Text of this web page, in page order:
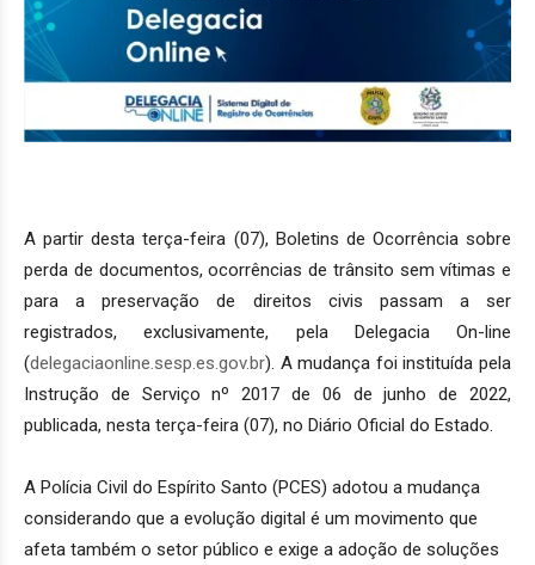
A partir desta terça-feira (07), Boletins de Ocorrência sobre
perda de documentos, ocorrências de trânsito sem vítimas e
para a preservação de direitos civis passam a ser
registrados, exclusivamente, pela Delegacia On-line
(delegaciaonline.sesp.es.gov.br). A mudança foi instituída pela
Instrução de Serviço nº 2017 de 06 de junho de 2022,
publicada, nesta terça-feira (07), no Diário Oficial do Estado.
A Polícia Civil do Espírito Santo (PCES) adotou a mudança
considerando que a evolução digital é um movimento que
afeta também o setor público e exige a adoção de soluções